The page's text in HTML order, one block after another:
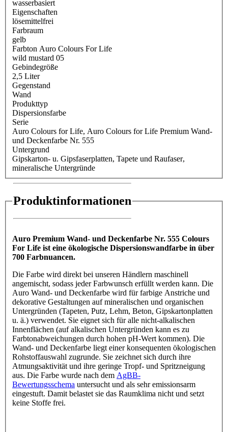
wasserbasiert
Eigenschaften
lösemittelfrei
Farbraum
gelb
Farbton Auro Colours For Life
wild mustard 05
Gebindegröße
2,5 Liter
Gegenstand
Wand
Produkttyp
Dispersionsfarbe
Serie
Auro Colours for Life, Auro Colours for Life Premium Wand-
und Deckenfarbe Nr. 555
Untergrund
Gipskarton- u. Gipsfaserplatten, Tapete und Raufaser,
mineralische Untergründe
Produktinformationen
Auro Premium Wand- und Deckenfarbe Nr. 555 Colours
For Life ist eine ökologische Dispersionswandfarbe in über
700 Farbnuancen.
Die Farbe wird direkt bei unseren Händlern maschinell
angemischt, sodass jeder Farbwunsch erfüllt werden kann. Die
Auro Wand- und Deckenfarbe wird für farbige Anstriche und
dekorative Gestaltungen auf mineralischen und organischen
Untergründen (Tapeten, Putz, Lehm, Beton, Gipskartonplatten
u. ä.) verwendet. Sie eignet sich für alle nicht-alkalischen
Innenflächen (auf alkalischen Untergründen kann es zu
Farbtonabweichungen durch hohen pH-Wert kommen). Die
Wand- und Deckenfarbe liegt einer konsequenten ökologischen
Rohstoffauswahl zugrunde. Sie zeichnet sich durch ihre
Atmungsaktivität und ihre geringe Tropf- und Spritzneigung
aus. Die Farbe wurde nach dem AgBB-
Bewertungsschema untersucht und als sehr emissionsarm
eingestuft. Damit belastet sie das Raumklima nicht und setzt
keine Stoffe frei.